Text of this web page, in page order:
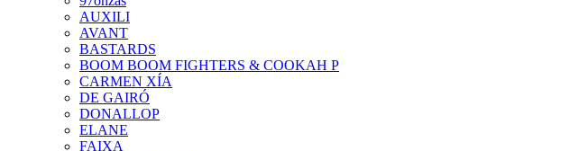
AUXILI
AVANT
BASTARDS
BOOM BOOM FIGHTERS & COOKAH P
CARMEN XÍA
DE GAIRÓ
DONALLOP
ELANE
FAIXA